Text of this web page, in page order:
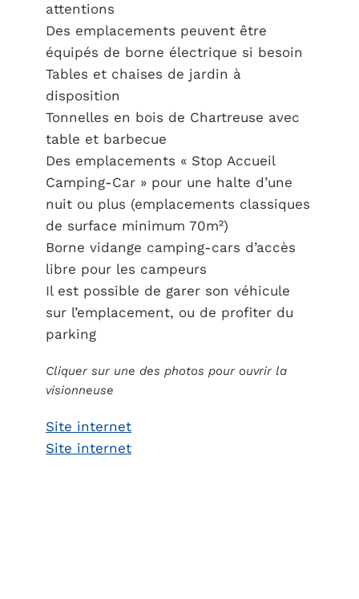
attentions
Des emplacements peuvent être
équipés de borne électrique si besoin
Tables et chaises de jardin à
disposition
Tonnelles en bois de Chartreuse avec
table et barbecue
Des emplacements « Stop Accueil
Camping-Car » pour une halte d’une
nuit ou plus (emplacements classiques
de surface minimum 70m²)
Borne vidange camping-cars d’accès
libre pour les campeurs
Il est possible de garer son véhicule
sur l’emplacement, ou de profiter du
parking
Cliquer sur une des photos pour ouvrir la
visionneuse
Site internet
Site internet